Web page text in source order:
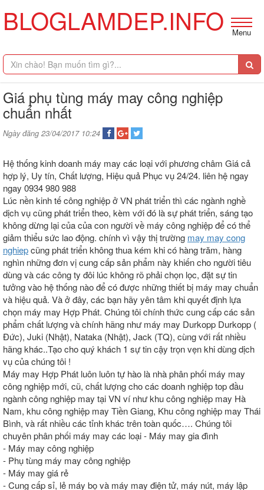
BLOGLAMDEP.INFO Menu
Giá phụ tùng máy may công nghiệp
chuẩn nhất
Ngày đăng 23/04/2017 10:24
Hệ thống kinh doanh máy may các loại với phương châm Giá cả
hợp lý, Uy tín, Chất lượng, Hiệu quả Phục vụ 24/24. liên hệ ngay
ngay 0934 980 988
Lúc nền kinh tế công nghiệp ở VN phát triển thì các ngành nghề
dịch vụ cũng phát triển theo, kèm với đó là sự phát triển, sáng tạo
không dừng lại của của con người về máy công nghiệp để có thể
giảm thiểu sức lao động. chính vì vậy thị trường may may cong
nghiepcũng phát triển không thua kém khi có hàng trăm, hàng
nghìn những đơn vị cung cấp sản phẩm này khiến cho người tiêu
dùng và các công ty đôi lúc không rõ phải chọn lọc, đặt sự tin
tưởng vào hệ thống nào để có được những thiết bị máy may chuẩn
và hiệu quả. Và ở đây, các bạn hãy yên tâm khi quyết định lựa
chọn máy may Hợp Phát. Chúng tôi chính thức cung cấp các sản
phẩm chất lượng và chính hãng như máy may Durkopp Durkopp (
Đức), Juki (Nhật), Nataka (Nhật), Jack (TQ), cùng với rất nhiều
hãng khác..Tạo cho quý khách 1 sự tin cậy trọn vẹn khi dùng dịch
vụ của chúng tôi !
Máy may Hợp Phát luôn luôn tự hào là nhà phân phối máy may
công nghiệp mới, cũ, chất lượng cho các doanh nghiệp top đầu
ngành công nghiệp may tại VN ví như khu công nghiệp may Hà
Nam, khu công nghiệp may Tiền Giang, Khu công nghiệp may Thái
Bình, và rất nhiều các tỉnh khác trên toàn quốc…. Chúng tôi
chuyên phân phối máy may các loại - Máy may gia đình
- Máy may công nghiệp
- Phụ tùng máy may công nghiệp
- Máy may giá rẻ
- Cung cấp sỉ, lẻ máy bọ và máy may điện tử, máy nút, máy lập